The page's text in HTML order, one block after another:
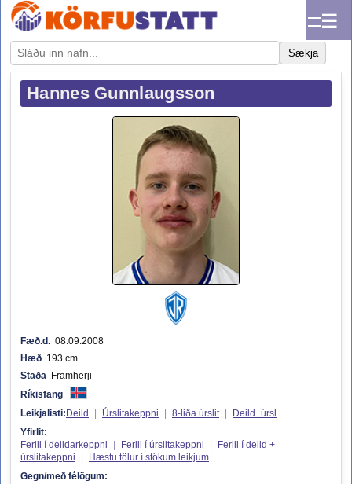
☰
Sækja
Hannes Gunnlaugsson
Fæð.d. 08.09.2008
Hæð 193 cm
Staða Framherji
Ríkisfang
Leikjalisti: Deild Úrslitakeppni 8-liða úrslit
Deild+úrsl
Yfirlit:
Ferill í deildarkeppni
Ferill í úrslitakeppni
Ferill í deild +
úrslitakeppni
Hæstu tölur í stökum leikjum
Gegn/með félögum: